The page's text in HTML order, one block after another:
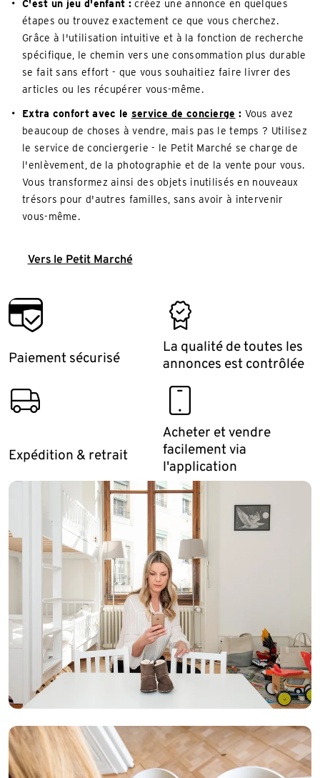
C'est un jeu d'enfant :créez une annonce en quelques
étapes ou trouvez exactement ce que vous cherchez.
Grâce à l'utilisation intuitive et à la fonction de recherche
spécifique, le chemin vers une consommation plus durable
se fait sans effort - que vous souhaitiez faire livrer des
articles ou les récupérer vous-même.
Extra confort avec le service de concierge : Vous avez
beaucoup de choses à vendre, mais pas le temps ? Utilisez
le service de conciergerie - le Petit Marché se charge de
l'enlèvement, de la photographie et de la vente pour vous.
Vous transformez ainsi des objets inutilisés en nouveaux
trésors pour d'autres familles, sans avoir à intervenir
vous-même.
Vers le Petit Marché
convenient_payment
Paiement sécurisé
checked
La qualité de toutes les
annonces est contrôlée
delivery_via_haulage_company
Expédition & retrait
smartphone
Acheter et vendre
facilement via
l'application